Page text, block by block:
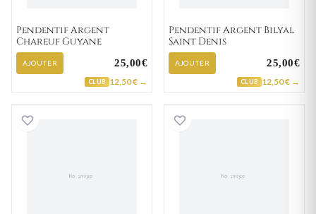
Pendentif Argent
Chareuf Guyane
AJOUTER 25,00€
CLUB 12,50 € →
Pendentif Argent Bilyal
Saint Denis
AJOUTER 25,00€
CLUB 12,50 € →
Pendentif Argent Corse